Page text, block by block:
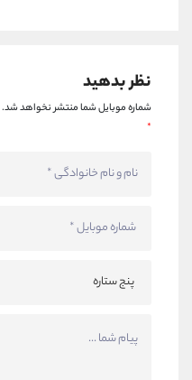
نظر بدهید
شماره موبایل شما منتشر نخواهد شد.
*